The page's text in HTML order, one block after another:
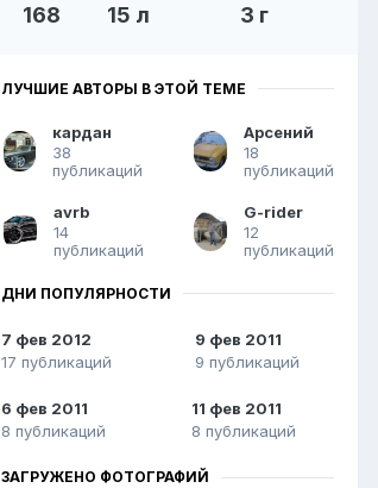
168 15 л 3 г
ЛУЧШИЕ АВТОРЫ В ЭТОЙ ТЕМЕ
кардан
38
публикаций
Арсений
18
публикаций
avrb
14
публикаций
G-rider
12
публикаций
ДНИ ПОПУЛЯРНОСТИ
7 фев 2012
17 публикаций
9 фев 2011
9 публикаций
6 фев 2011
8 публикаций
11 фев 2011
8 публикаций
ЗАГРУЖЕНО ФОТОГРАФИЙ